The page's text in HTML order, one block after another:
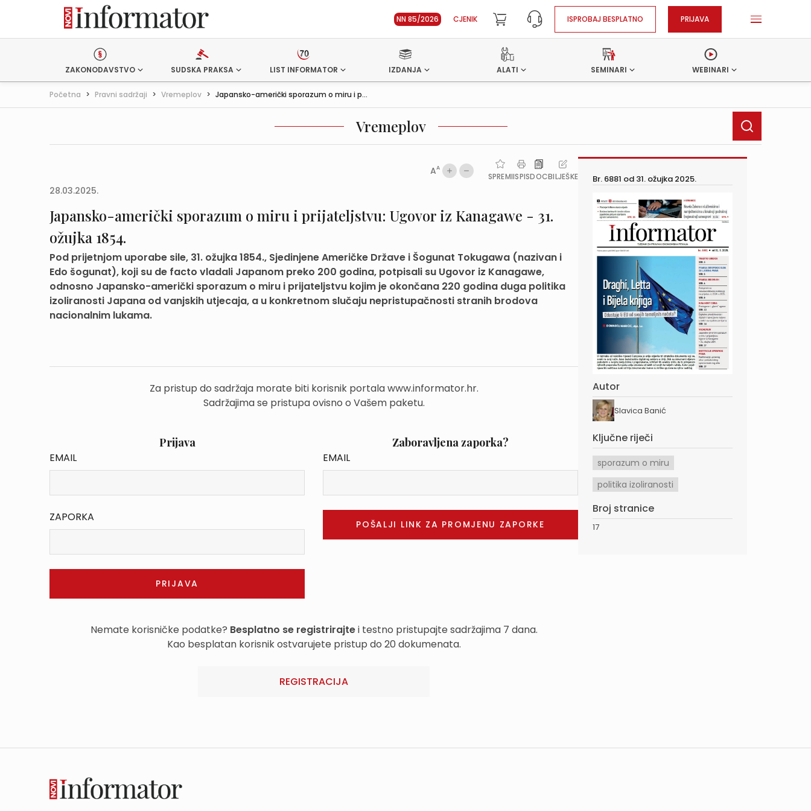
NN 85/2026 CJENIK ISPROBAJ BESPLATNO PRIJAVA
ZAKONODAVSTVO SUDSKA PRAKSA LIST INFORMATOR IZDANJA ALATI SEMINARI WEBINARI
Početna > Pravni sadržaji > Vremeplov > Japansko-američki sporazum o miru i p...
Vremeplov
AA
SPREMIISPISDOCBILJEŠKE
28.03.2025.
Japansko-američki sporazum o miru i prijateljstvu: Ugovor iz Kanagawe - 31.
ožujka 1854.
Pod prijetnjom uporabe sile, 31. ožujka 1854., Sjedinjene Američke Države i Šogunat Tokugawa (nazivan i
Edo šogunat), koji su de facto vladali Japanom preko 200 godina, potpisali su Ugovor iz Kanagawe,
odnosno Japansko-američki sporazum o miru i prijateljstvu kojim je okončana 220 godina duga politika
izoliranosti Japana od vanjskih utjecaja, a u konkretnom slučaju nepristupačnosti stranih brodova
nacionalnim lukama.
Za pristup do sadržaja morate biti korisnik portala www.informator.hr.
Sadržajima se pristupa ovisno o Vašem paketu.
Prijava
EMAIL
ZAPORKA
Zaboravljena zaporka?
EMAIL
Nemate korisničke podatke? Besplatno se registrirajtei testno pristupajte sadržajima 7 dana.
Kao besplatan korisnik ostvarujete pristup do 20 dokumenata.
REGISTRACIJA
Br. 6881 od 31. ožujka 2025.
Autor
Slavica Banić
Ključne riječi
sporazum o miru
politika izoliranosti
Broj stranice
17